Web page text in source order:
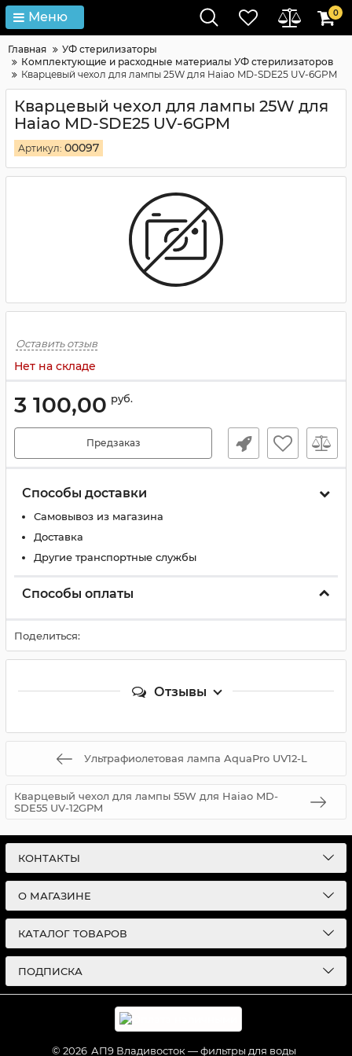
Меню 0
Главная
УФ стерилизаторы
Комплектующие и расходные материалы УФ стерилизаторов
Кварцевый чехол для лампы 25W для Haiao MD-SDE25 UV-6GPM
Кварцевый чехол для лампы 25W для
Haiao MD-SDE25 UV-6GPM
Артикул: 00097
Оставить отзыв
Нет на складе
3 100,00 руб.
Предзаказ
Способы доставки
Самовывоз из магазина
Доставка
Другие транспортные службы
Способы оплаты
Поделиться:
Отзывы
Ультрафиолетовая лампа AquaPro UV12-L
Кварцевый чехол для лампы 55W для Haiao MD-
SDE55 UV-12GPM
КОНТАКТЫ
О МАГАЗИНЕ
КАТАЛОГ ТОВАРОВ
ПОДПИСКА
© 2026 АП9 Владивосток — фильтры для воды